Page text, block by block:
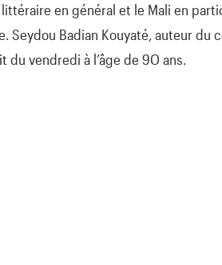
en général et le Mali en
Seydou Badian Kouyaté, auteur du
du vendredi à l’âge de 9O ans.